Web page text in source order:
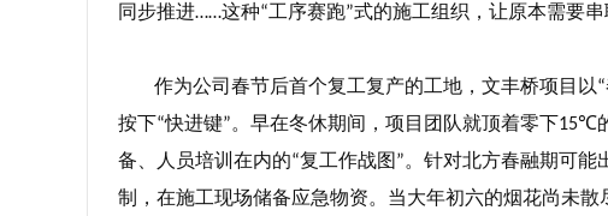
同步推进……这种“工序赛跑”式的施工组织，让原本需要
作为公司春节后首个复工复产的工地，文丰桥项目以“
按下“快进键”。早在冬休期间，项目团队就顶着零下15℃
备、人员培训在内的“复工作战图 ”。针对北方春融期可能
制，在施工现场储备应急物资。当大年初六的烟花尚未